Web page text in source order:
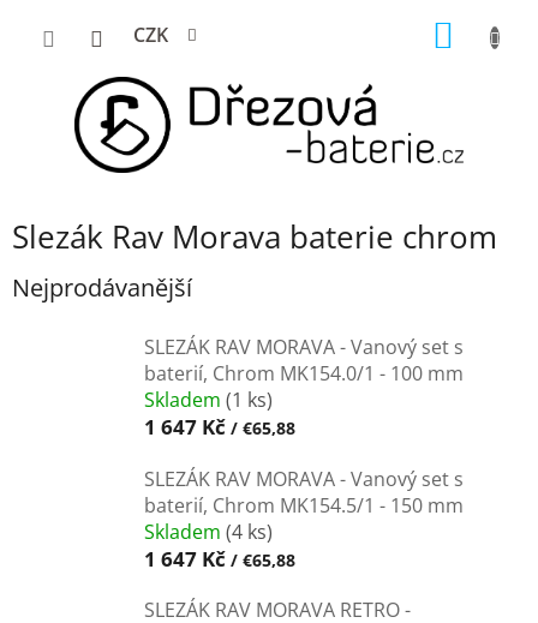
CZK
Slezák Rav Morava baterie chrom
Nejprodávanější
SLEZÁK RAV MORAVA - Vanový set s
baterií, Chrom MK154.0/1 - 100 mm
Skladem (1 ks)
1 647 Kč / €65,88
SLEZÁK RAV MORAVA - Vanový set s
baterií, Chrom MK154.5/1 - 150 mm
Skladem (4 ks)
1 647 Kč / €65,88
SLEZÁK RAV MORAVA RETRO -